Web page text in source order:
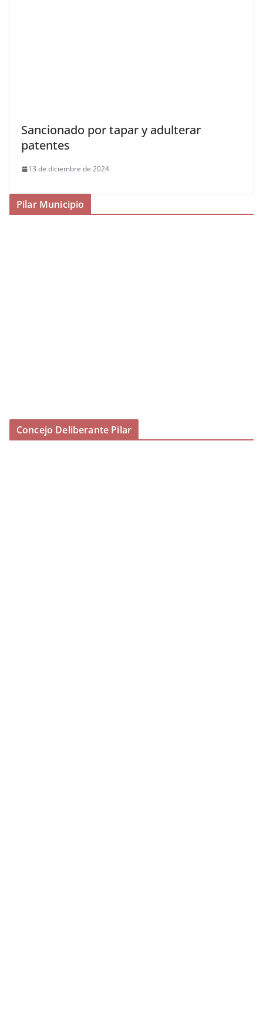
Sancionado por tapar y adulterar
patentes
13 de diciembre de 2024
Pilar Municipio
Concejo Deliberante Pilar